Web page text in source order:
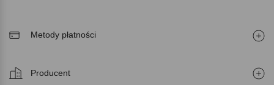
Metody płatności
Producent